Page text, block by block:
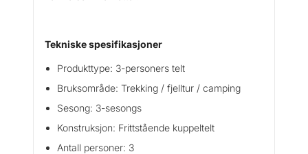
Tekniske spesifikasjoner
Produkttype: 3-personers telt
Bruksområde: Trekking / fjelltur / camping
Sesong: 3-sesongs
Konstruksjon: Frittstående kuppeltelt
Antall personer: 3